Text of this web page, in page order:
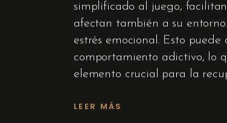
simplificado al juego,
afectan también a su
estrés emocional. Esto
comportamiento adictivo, lo
elemento crucial para la
LEER MÁS